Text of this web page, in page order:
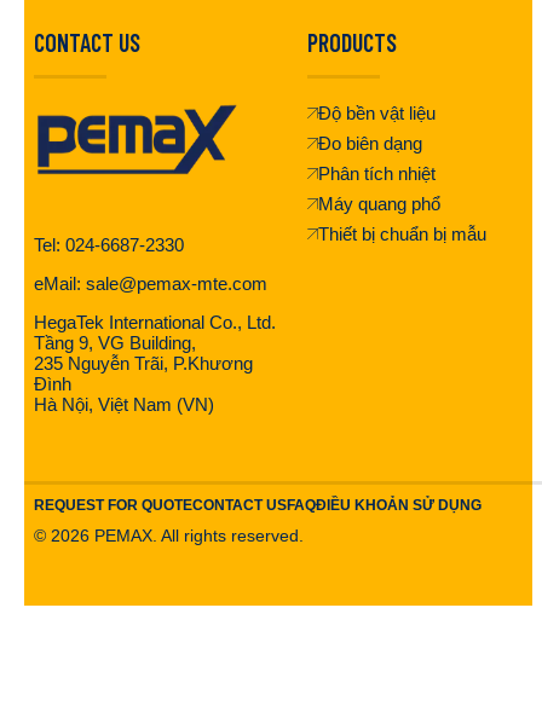
CONTACT US
Tel: 024-6687-2330
eMail: sale@pemax-mte.com
HegaTek International Co., Ltd.
Tầng 9, VG Building,
235 Nguyễn Trãi, P.Khương
Đình
Hà Nội, Việt Nam (VN)
PRODUCTS
Độ bền vật liệu
Đo biên dạng
Phân tích nhiệt
Máy quang phổ
Thiết bị chuẩn bị mẫu
REQUEST FOR QUOTECONTACT USFAQĐIỀU KHOẢN SỬ DỤNG
© 2026 PEMAX. All rights reserved.